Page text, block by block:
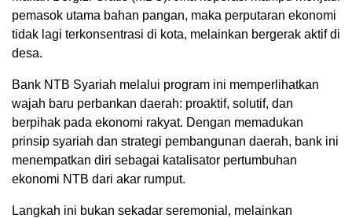
pemasok utama bahan pangan, maka perputaran ekonomi
tidak lagi terkonsentrasi di kota, melainkan bergerak aktif di
desa.
Bank NTB Syariah melalui program ini memperlihatkan
wajah baru perbankan daerah: proaktif, solutif, dan
berpihak pada ekonomi rakyat. Dengan memadukan
prinsip syariah dan strategi pembangunan daerah, bank ini
menempatkan diri sebagai katalisator pertumbuhan
ekonomi NTB dari akar rumput.
Langkah ini bukan sekadar seremonial, melainkan